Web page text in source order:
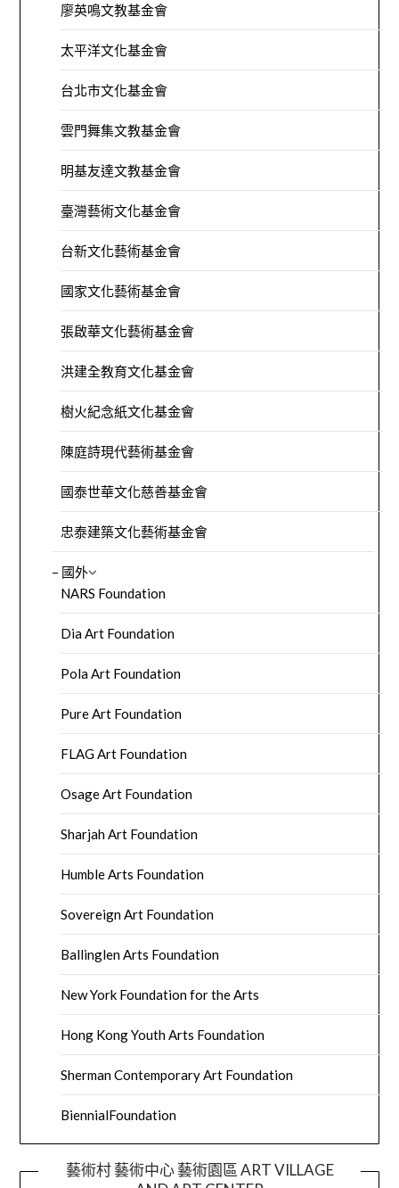
廖英鳴文教基金會
太平洋文化基金會
台北市文化基金會
雲門舞集文教基金會
明基友達文教基金會
臺灣藝術文化基金會
台新文化藝術基金會
國家文化藝術基金會
張啟華文化藝術基金會
洪建全教育文化基金會
樹火紀念紙文化基金會
陳庭詩現代藝術基金會
國泰世華文化慈善基金會
忠泰建築文化藝術基金會
– 國外
NARS Foundation
Dia Art Foundation
Pola Art Foundation
Pure Art Foundation
FLAG Art Foundation
Osage Art Foundation
Sharjah Art Foundation
Humble Arts Foundation
Sovereign Art Foundation
Ballinglen Arts Foundation
New York Foundation for the Arts
Hong Kong Youth Arts Foundation
Sherman Contemporary Art Foundation
BiennialFoundation
藝術村 藝術中心 藝術園區 ART VILLAGE